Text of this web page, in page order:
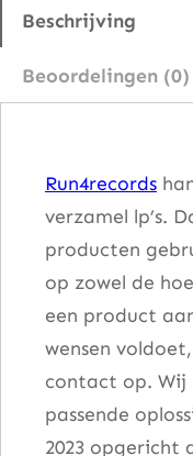
o
Beschrijving
Beoordelingen (0)
Run4records
verzamel lp’s.
producten
op zowel de
een product
wensen
contact op. Wij
passende
2023 opgericht